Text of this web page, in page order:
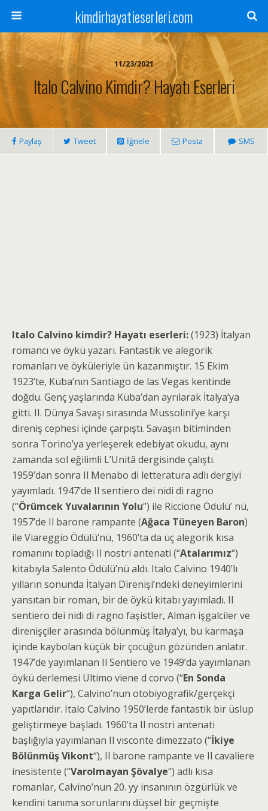
kimdirhayatieserleri.com
11/23/2021
Italo Calvino Kimdir? Hayatı Eserleri
Paylaş Tweet İğnele Posta SMS
Italo Calvino kimdir? Hayatı eserleri:(1923) İtalyan
romancı ve öykü yazarı. Fan­tastik ve alegorik
romanları ve öykü­leriyle ün kazanmıştır. 15 Ekim
1923’te, Küba’nın Santiago de las Vegas kentinde
doğdu. Genç yaşlarında Küba’dan ayrılarak İtalya’ya
gitti. II. Dünya Savaşı sırasında Mussolini’ye karşı
direniş cephesi içinde çarpıştı. Savaşın bitiminden
sonra Torino’ya yerleşerek edebiyat oku­du, aynı
zamanda sol eğilimli L’Unitâ dergisinde çalıştı.
1959’dan sonra Il Menabo di letteratura adlı dergiyi
yayımladı. 1947’de Il sentiero dei nidi di ragno
(“Örümcek Yuvalarının Yolu“) ile Riccione Ödülü’ nü,
1957’de Il barone rampante (Ağaca Tüneyen Baron)
ile Viareggio Ödülü’nü, 1960’ta da üç alegorik kısa
romanını topladığı Il nostri antenati (“Ataları­mız“)
kitabıyla Salento Ödülü’nü aldı. Italo Calvino 1940’lı
yılların sonunda İtalyan Direnişi’ndeki deneyimlerini
yansıtan bir roman, bir de öykü kitabı yayımladı. Il
sentiero dei nidi di ragno faşistler, Alman işgalciler ve
direnişçiler arasında bölünmüş İtalya’yı, bu karmaşa
içinde kaybolan küçük bir çocuğun gözünden anlatır.
1947’de yayım­lanan Il Sentiero ve 1949’da yayımlanan
öykü derle­mesi Ultimo viene d corvo (“En Sonda
Karga Gelir“), Calvino’nun otobiyografik/gerçekçi
yapıtlarıdır. Italo Calvino 1950’lerde fantastik bir üslup
geliştirmeye başla­dı. 1960’ta Il nostri antenati
başlığıyla yayımlanan Il vısconte dimezzato (“İkiye
Bölünmüş Vikont“), Il barone rampante ve Il cavaliere
inesistente (“Varol­mayan Şövalye“) adlı kısa
romanlar, Calvino’nun 20. yy insanının özgürlük ve
kendini tanıma sorunlarını düşsel bir geçmişte